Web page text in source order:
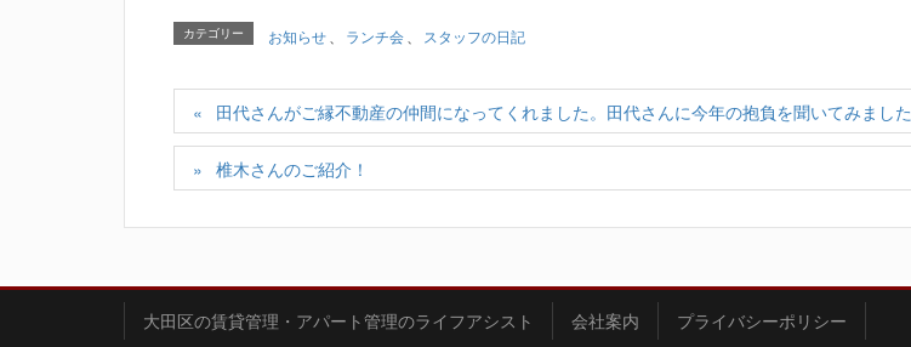
カテゴリー お知らせ ランチ会 スタッフの日記
田代さんがご縁不動産の仲間になってくれました。田代さんに今年の抱負を聞いてみました
椎木さんのご紹介！
大田区の賃貸管理・アパート管理のライフアシスト 会社案内 プライバシーポリシー